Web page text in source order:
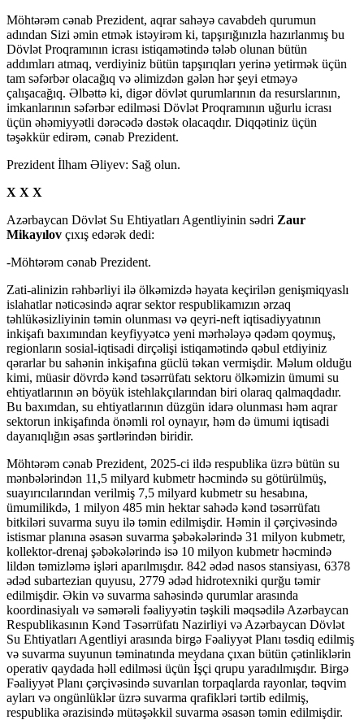
Möhtərəm cənab Prezident, aqrar sahəyə cavabdeh qurumun
adından Sizi əmin etmək istəyirəm ki, tapşırığınızla hazırlanmış bu
Dövlət Proqramının icrası istiqamətində tələb olunan bütün
addımları atmaq, verdiyiniz bütün tapşırıqları yerinə yetirmək üçün
tam səfərbər olacağıq və əlimizdən gələn hər şeyi etməyə
çalışacağıq. Əlbəttə ki, digər dövlət qurumlarının da resurslarının,
imkanlarının səfərbər edilməsi Dövlət Proqramının uğurlu icrası
üçün əhəmiyyətli dərəcədə dəstək olacaqdır. Diqqətiniz üçün
təşəkkür edirəm, cənab Prezident.
Prezident İlham Əliyev: Sağ olun.
X X X
Azərbaycan Dövlət Su Ehtiyatları Agentliyinin sədri Zaur
Mikayılov çıxış edərək dedi:
-Möhtərəm cənab Prezident.
Zati-alinizin rəhbərliyi ilə ölkəmizdə həyata keçirilən genişmiqyaslı
islahatlar nəticəsində aqrar sektor respublikamızın ərzaq
təhlükəsizliyinin təmin olunması və qeyri-neft iqtisadiyyatının
inkişafı baxımından keyfiyyətcə yeni mərhələyə qədəm qoymuş,
regionların sosial-iqtisadi dirçəlişi istiqamətində qəbul etdiyiniz
qərarlar bu sahənin inkişafına güclü təkan vermişdir. Məlum olduğu
kimi, müasir dövrdə kənd təsərrüfatı sektoru ölkəmizin ümumi su
ehtiyatlarının ən böyük istehlakçılarından biri olaraq qalmaqdadır.
Bu baxımdan, su ehtiyatlarının düzgün idarə olunması həm aqrar
sektorun inkişafında önəmli rol oynayır, həm də ümumi iqtisadi
dayanıqlığın əsas şərtlərindən biridir.
Möhtərəm cənab Prezident, 2025-ci ildə respublika üzrə bütün su
mənbələrindən 11,5 milyard kubmetr həcmində su götürülmüş,
suayırıcılarından verilmiş 7,5 milyard kubmetr su hesabına,
ümumilikdə, 1 milyon 485 min hektar sahədə kənd təsərrüfatı
bitkiləri suvarma suyu ilə təmin edilmişdir. Həmin il çərçivəsində
istismar planına əsasən suvarma şəbəkələrində 31 milyon kubmetr,
kollektor-drenaj şəbəkələrində isə 10 milyon kubmetr həcmində
lildən təmizləmə işləri aparılmışdır. 842 ədəd nasos stansiyası, 6378
ədəd subartezian quyusu, 2779 ədəd hidrotexniki qurğu təmir
edilmişdir. Əkin və suvarma sahəsində qurumlar arasında
koordinasiyalı və səmərəli fəaliyyətin təşkili məqsədilə Azərbaycan
Respublikasının Kənd Təsərrüfatı Nazirliyi və Azərbaycan Dövlət
Su Ehtiyatları Agentliyi arasında birgə Fəaliyyət Planı təsdiq edilmiş
və suvarma suyunun təminatında meydana çıxan bütün çətinliklərin
operativ qaydada həll edilməsi üçün İşçi qrupu yaradılmışdır. Birgə
Fəaliyyət Planı çərçivəsində suvarılan torpaqlarda rayonlar, təqvim
ayları və ongünlüklər üzrə suvarma qrafikləri tərtib edilmiş,
respublika ərazisində mütəşəkkil suvarma əsasən təmin edilmişdir.